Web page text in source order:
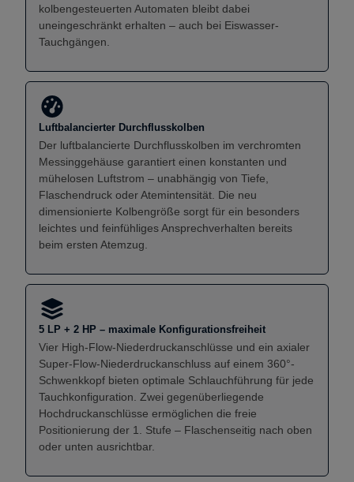
kolbengesteuerten Automaten bleibt dabei
uneingeschränkt erhalten – auch bei Eiswasser-
Tauchgängen.
Luftbalancierter Durchflusskolben
Der luftbalancierte Durchflusskolben im verchromten
Messinggehäuse garantiert einen konstanten und
mühelosen Luftstrom – unabhängig von Tiefe,
Flaschendruck oder Atemintensität. Die neu
dimensionierte Kolbengröße sorgt für ein besonders
leichtes und feinfühliges Ansprechverhalten bereits
beim ersten Atemzug.
5 LP + 2 HP – maximale Konfigurationsfreiheit
Vier High-Flow-Niederdruckanschlüsse und ein axialer
Super-Flow-Niederdruckanschluss auf einem 360°-
Schwenkkopf bieten optimale Schlauchführung für jede
Tauchkonfiguration. Zwei gegenüberliegende
Hochdruckanschlüsse ermöglichen die freie
Positionierung der 1. Stufe – Flaschenseitig nach oben
oder unten ausrichtbar.